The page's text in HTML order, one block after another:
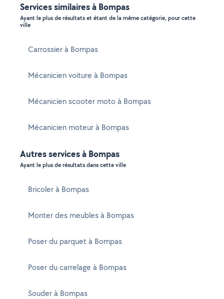
Services similaires à Bompas
Ayant le plus de résultats et étant de la même catégorie, pour cette
ville
Carrossier à Bompas
Mécanicien voiture à Bompas
Mécanicien scooter moto à Bompas
Mécanicien moteur à Bompas
Autres services à Bompas
Ayant le plus de résultats dans cette ville
Bricoler à Bompas
Monter des meubles à Bompas
Poser du parquet à Bompas
Poser du carrelage à Bompas
Souder à Bompas